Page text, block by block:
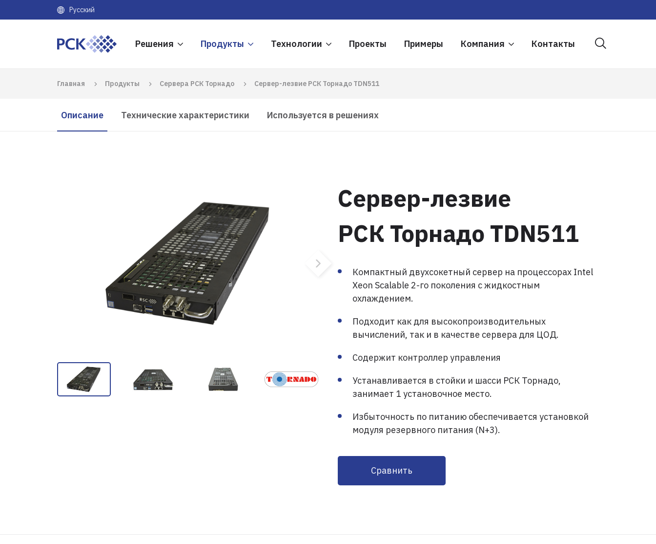
Русский
Решения Продукты Технологии Проекты Примеры Компания Контакты
Главная Продукты Сервера РСК Торнадо Сервер-лезвие РСК Торнадо TDN511
Описание Технические характеристики Используется в решениях
Сервер-лезвие
РСК Торнадо TDN511
Компактный двухсокетный сервер на процессорах Intel
Xeon Scalable 2-го поколения с жидкостным
охлаждением.
Подходит как для высокопроизводительных
вычислений, так и в качестве сервера для ЦОД.
Содержит контроллер управления
Устанавливается в стойки и шасси РСК Торнадо,
занимает 1 установочное место.
Избыточность по питанию обеспечивается установкой
модуля резервного питания (N+3).
Сравнить